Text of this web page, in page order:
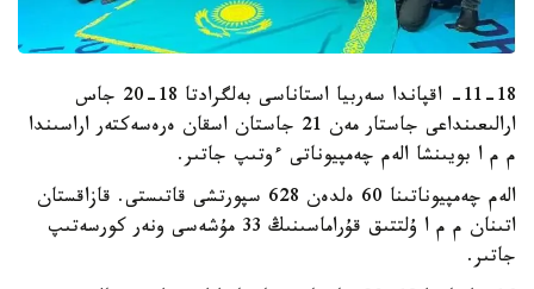
11-18- اقپاندا سەربيا استاناسى بەلگرادتا 18-20 جاس
ارالىعىنداعى جاستار مەن 21 جاستان اسقان ەرەسەكتەر اراسىندا
م م ا بويىنشا الەم چەمپيوناتى ءوتىپ جاتىر.
الەم چەمپيوناتىنا 60 ەلدەن 628 سپورتشى قاتىستى. قازاقستان
اتىنان م م ا ۇلتتىق قۇراماسىنىڭ 33 مۇشەسى ونەر كورسەتىپ
جاتىر.